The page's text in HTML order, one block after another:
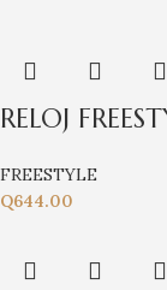
RELOJ
FREESTYLE
Q644.00